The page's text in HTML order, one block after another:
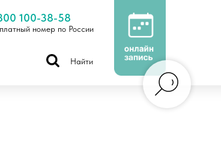
100-38-58
номер по России
Найти